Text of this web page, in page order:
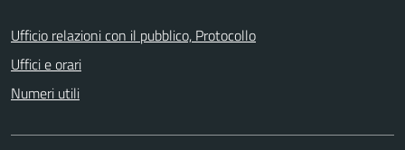
Ufficio relazioni con il pubblico, Protocollo
Uffici e orari
Numeri utili